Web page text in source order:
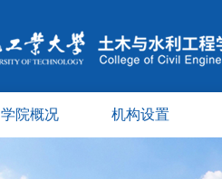
学院概况 机构设置